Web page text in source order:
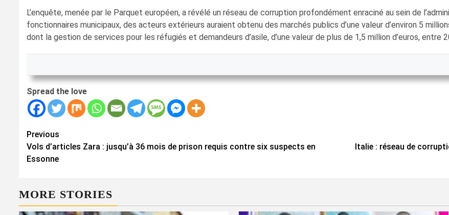
L’enquête, menée par le Parquet européen, a révélé un réseau de corruption profondément enraciné au sein de
fonctionnaires municipaux, des acteurs extérieurs auraient obtenu des marchés publics d’une valeur d’environ 5
dont la gestion de services pour les réfugiés et demandeurs d’asile, d’une valeur de plus de 1,5 million d’euros, entre
Spread the love
Continue
Reading
Previous
Vols d’articles Zara : jusqu’à 36 mois de prison requis contre six suspects en
Essonne
Italie : réseau de
MORE STORIES